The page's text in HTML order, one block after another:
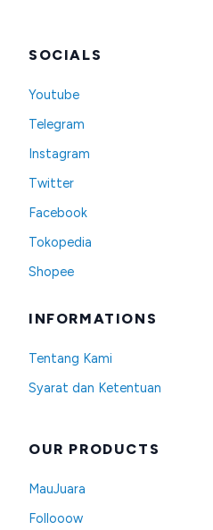
SOCIALS
Youtube
Telegram
Instagram
Twitter
Facebook
Tokopedia
Shopee
INFORMATIONS
Tentang Kami
Syarat dan Ketentuan
OUR PRODUCTS
MauJuara
Follooow